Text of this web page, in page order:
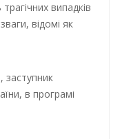
випадків
відомі як
заступник
в програмі